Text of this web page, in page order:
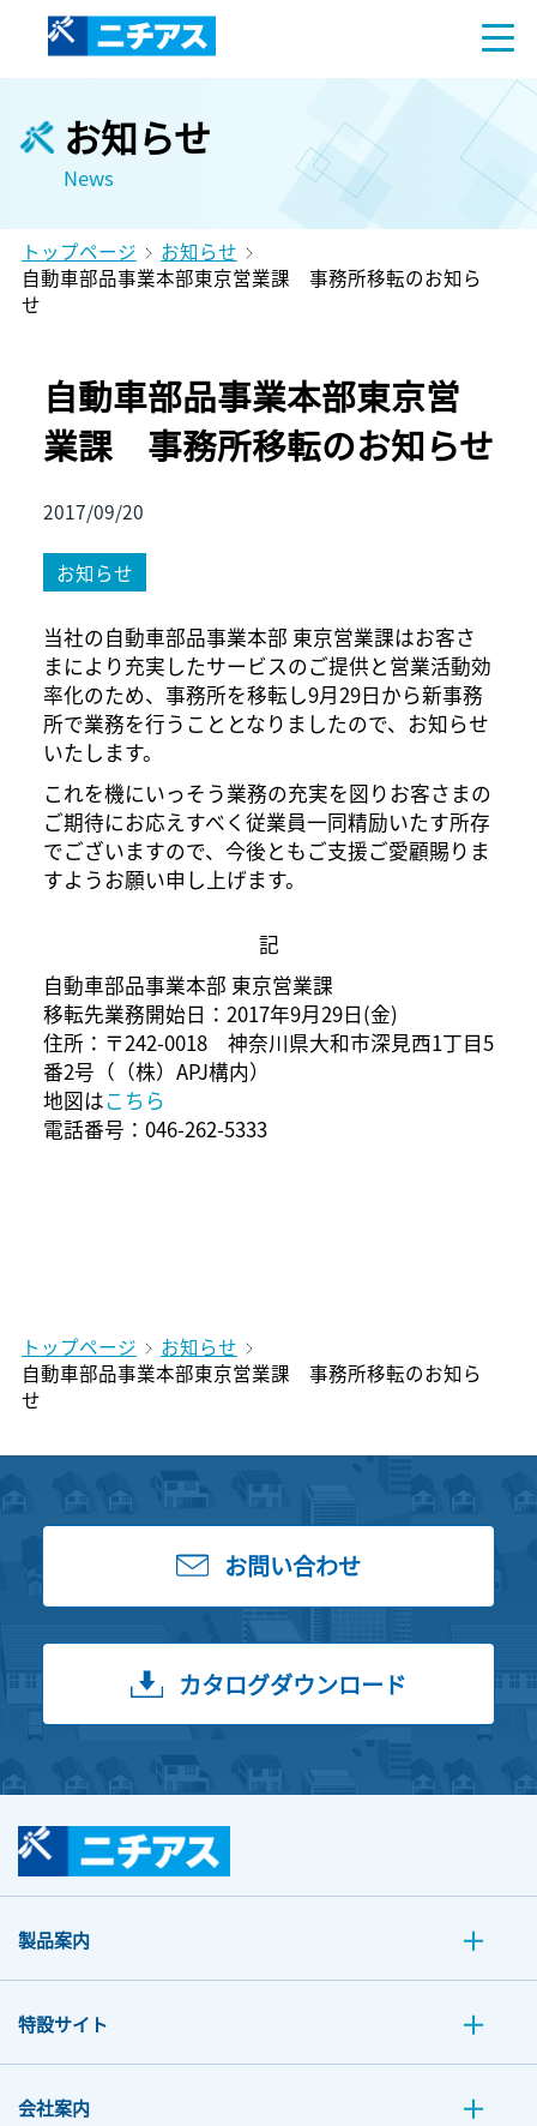
お知らせ
News
トップページ
お知らせ
自動車部品事業本部東京営業課 事務所移転のお知ら
せ
自動車部品事業本部東京営
業課 事務所移転のお知らせ
2017/09/20
お知らせ
当社の自動車部品事業本部 東京営業課はお客さ
まにより充実したサービスのご提供と営業活動効
率化のため、事務所を移転し9月29日から新事務
所で業務を行うこととなりましたので、お知らせ
いたします。
これを機にいっそう業務の充実を図りお客さまの
ご期待にお応えすべく従業員一同精励いたす所存
でございますので、今後ともご支援ご愛顧賜りま
すようお願い申し上げます。
記
自動車部品事業本部 東京営業課
移転先業務開始日：2017年9月29日(金)
住所：〒242-0018 神奈川県大和市深見西1丁目5
番2号（（株）APJ構内）
地図はこちら
電話番号：046-262-5333
トップページ
お知らせ
自動車部品事業本部東京営業課 事務所移転のお知ら
せ
お問い合わせ
カタログダウンロード
製品案内
特設サイト
会社案内